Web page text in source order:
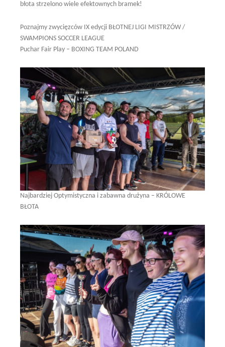
błota strzelono wiele efektownych bramek!
Poznajmy zwycięzców IX edycji BŁOTNEJ LIGI MISTRZÓW /
SWAMPIONS SOCCER LEAGUE
Puchar Fair Play – BOXING TEAM POLAND
Najbardziej Optymistyczna i zabawna drużyna – KRÓLOWE
BŁOTA